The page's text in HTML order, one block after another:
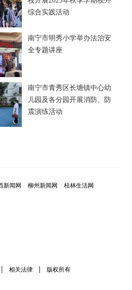
综合实践活动
南宁市明秀小学举办法治安
全专题讲座
南宁市青秀区长塘镇中心幼
儿园及各分园开展消防、防
震演练活动
新闻网 柳州新闻网
桂林生活网
| 相关法律 |
版权所有